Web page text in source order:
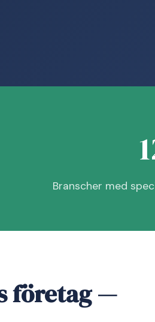
Branscher med
företag —